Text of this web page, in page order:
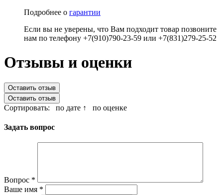
Подробнее о гарантии
Если вы не уверены, что Вам подходит товар позвоните
нам по телефону +7(910)790-23-59 или +7(831)279-25-52
Отзывы и оценки
Оставить отзыв
Оставить отзыв
Сортировать: по дате ↑ по оценке
Задать вопрос
Вопрос *
Ваше имя *